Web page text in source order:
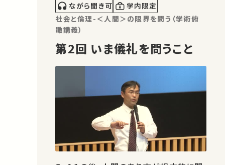
ながら聞き可
学内限定
社会と倫理-＜人間＞の限界を問う（学術俯
瞰講義）
第2回 いま儀礼を問うこと